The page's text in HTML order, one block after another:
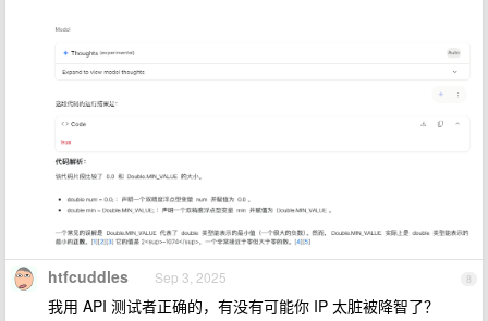
8
htfcuddles Sep 3, 2025
我用 API 测试者正确的，有没有可能你 IP 太脏被降智了？